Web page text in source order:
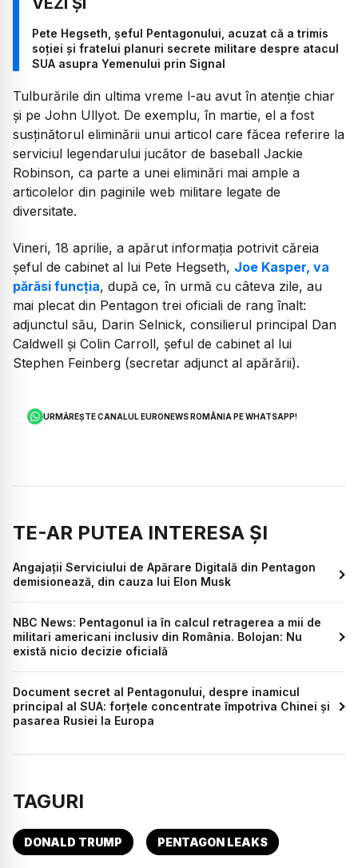
Pete Hegseth, șeful Pentagonului, acuzat că a trimis
soției și fratelui planuri secrete militare despre atacul
SUA asupra Yemenului prin Signal
Tulburările din ultima vreme l-au avut în atenție chiar
și pe John Ullyot. De exemplu, în martie, el a fost
susținătorul eliminării unui articol care făcea referire la
serviciul legendarului jucător de baseball Jackie
Robinson, ca parte a unei eliminări mai ample a
articolelor din paginile web militare legate de
diversitate.
Vineri, 18 aprilie, a apărut informația potrivit căreia
șeful de cabinet al lui Pete Hegseth, Joe Kasper, va
părăsi funcția, după ce, în urmă cu câteva zile, au
mai plecat din Pentagon trei oficiali de rang înalt:
adjunctul său, Darin Selnick, consilierul principal Dan
Caldwell și Colin Carroll, șeful de cabinet al lui
Stephen Feinberg (secretar adjunct al apărării).
URMĂREȘTE CANALUL EURONEWS ROMÂNIA PE WHATSAPP!
TE-AR PUTEA INTERESA ȘI
Angajații Serviciului de Apărare Digitală din Pentagon
demisionează, din cauza lui Elon Musk
NBC News: Pentagonul ia în calcul retragerea a mii de
militari americani inclusiv din România. Bolojan: Nu
există nicio decizie oficială
Document secret al Pentagonului, despre inamicul
principal al SUA: forțele concentrate împotriva Chinei și
pasarea Rusiei la Europa
TAGURI
DONALD TRUMP PENTAGON LEAKS